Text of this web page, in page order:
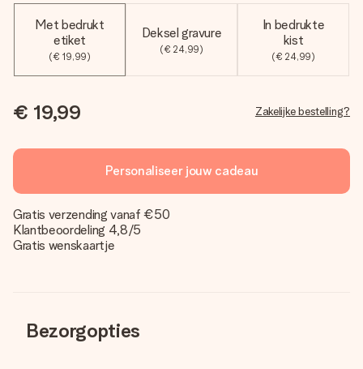
Met bedrukt
etiket
(€ 19,99)
Deksel gravure
(€ 24,99)
In bedrukte
kist
(€ 24,99)
€ 19,99 Zakelijke bestelling?
Personaliseer jouw cadeau
Gratis verzending vanaf €50
Klantbeoordeling 4,8/5
Gratis wenskaartje
Bezorgopties